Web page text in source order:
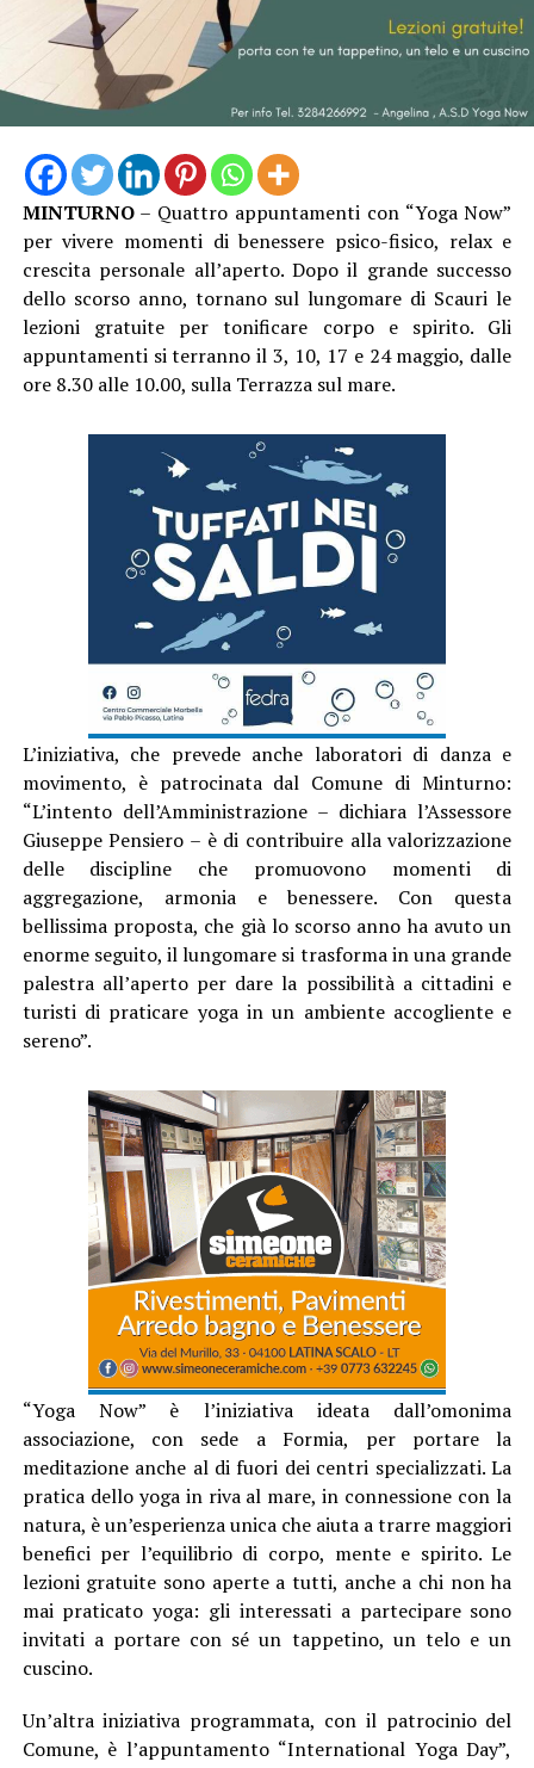
MINTURNO– Quattro appuntamenti con “Yoga Now”
per vivere momenti di benessere psico-fisico, relax e
crescita personale all’aperto. Dopo il grande successo
dello scorso anno, tornano sul lungomare di Scauri le
lezioni gratuite per tonificare corpo e spirito. Gli
appuntamenti si terranno il 3, 10, 17 e 24 maggio, dalle
ore 8.30 alle 10.00, sulla Terrazza sul mare.
L’iniziativa, che prevede anche laboratori di danza e
movimento, è patrocinata dal Comune di Minturno:
“L’intento dell’Amministrazione – dichiara l’Assessore
Giuseppe Pensiero – è di contribuire alla valorizzazione
delle discipline che promuovono momenti di
aggregazione, armonia e benessere. Con questa
bellissima proposta, che già lo scorso anno ha avuto un
enorme seguito, il lungomare si trasforma in una grande
palestra all’aperto per dare la possibilità a cittadini e
turisti di praticare yoga in un ambiente accogliente e
sereno”.
“Yoga Now” è l’iniziativa ideata dall’omonima
associazione, con sede a Formia, per portare la
meditazione anche al di fuori dei centri specializzati. La
pratica dello yoga in riva al mare, in connessione con la
natura, è un’esperienza unica che aiuta a trarre maggiori
benefici per l’equilibrio di corpo, mente e spirito. Le
lezioni gratuite sono aperte a tutti, anche a chi non ha
mai praticato yoga: gli interessati a partecipare sono
invitati a portare con sé un tappetino, un telo e un
cuscino.
Un’altra iniziativa programmata, con il patrocinio del
Comune, è l’appuntamento “International Yoga Day”,